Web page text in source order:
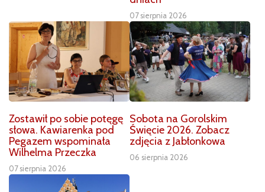
07 sierpnia 2026
Zostawił po sobie potęgę
słowa. Kawiarenka pod
Pegazem wspominała
Wilhelma Przeczka
07 sierpnia 2026
Sobota na Gorolskim
Święcie 2026. Zobacz
zdjęcia z Jabłonkowa
06 sierpnia 2026